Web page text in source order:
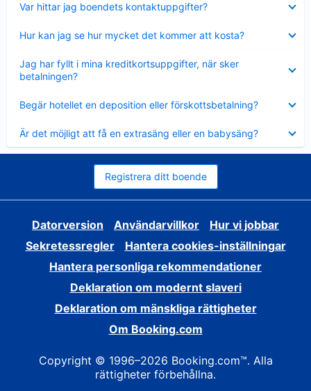
Var hittar jag boendets kontaktuppgifter?
mindre
Hur kan jag se hur mycket det kommer att kosta?
mindre
Jag har fyllt i mina kreditkortsuppgifter, när sker
betalningen?
mindre
Begär hotellet en deposition eller förskottsbetalning?
mindre
Är det möjligt att få en extrasäng eller en babysäng?
mindre
Registrera ditt boende
Datorversion Användarvillkor
Hur vi jobbar
Sekretessregler
Hantera cookies-inställningar
Hantera personliga rekommendationer
Deklaration om modernt slaveri
Deklaration om mänskliga rättigheter
Om Booking.com
Copyright © 1996–2026 Booking.com™. Alla
rättigheter förbehållna.